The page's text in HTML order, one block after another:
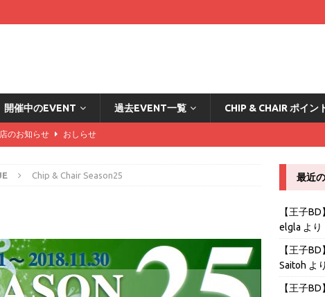
開催中のEVENT 過去EVENT一覧 CHIP & CHAIR ポイン
のお知らせ おしらせ
ド2倍の方々はこちら おしらせ
2倍の方々はこちら
Chip & Chair Season25 最近
【王子
elgla より
【王子
Saitoh より
【王子